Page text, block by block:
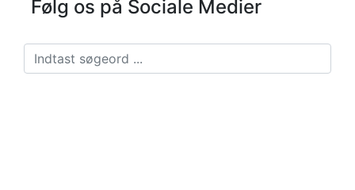
Følg os på Sociale Medier